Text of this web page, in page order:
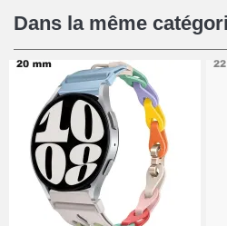
16,90 €
Pied à Coulisse
9,90 €
Kit Horlogerie
26,90 €
Dans la même